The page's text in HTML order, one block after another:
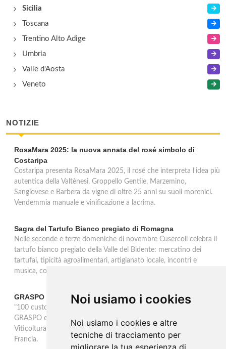
Noi usiamo i cookies
Noi usiamo i cookies e altre
tecniche di tracciamento per
migliorare la tua esperienza di
Sicilia
Toscana
Trentino Alto Adige
Umbria
Valle d'Aosta
Veneto
NOTIZIE
RosaMara 2025: la nuova annata del rosé simbolo di
Costaripa
Costaripa presenta RosaMara 2025, il rosé che interpreta l'idea più
autentica della Valtènesi. Groppello Gentile, Marzemino,
Sangiovese e Barbera da vigne di oltre 25 anni su suoli morenici.
Vendemmia manuale e vinificazione a lacrima.
Sagra del Tartufo Bianco pregiato di Romagna
Nelle seconde e terze domeniche di novembre Cusercoli celebra il
tartufo bianco pregiato della Valle del Bidente: mercatino dei
tartufai, tipicità agroalimentari, artigianato locale, incontri e
musica, con premiazione del miglior tartufo trovato.
GRASPO vince l'Award OIV 2025
"100 custodi per 100 vitigni, la Biodiversità Viticola in Italia" di
GRASPO conquista l'Award 2025 dell'OIV nella categoria
Viticoltura. Il premio sarà consegnato il 21 ottobre a Digione in
Francia.